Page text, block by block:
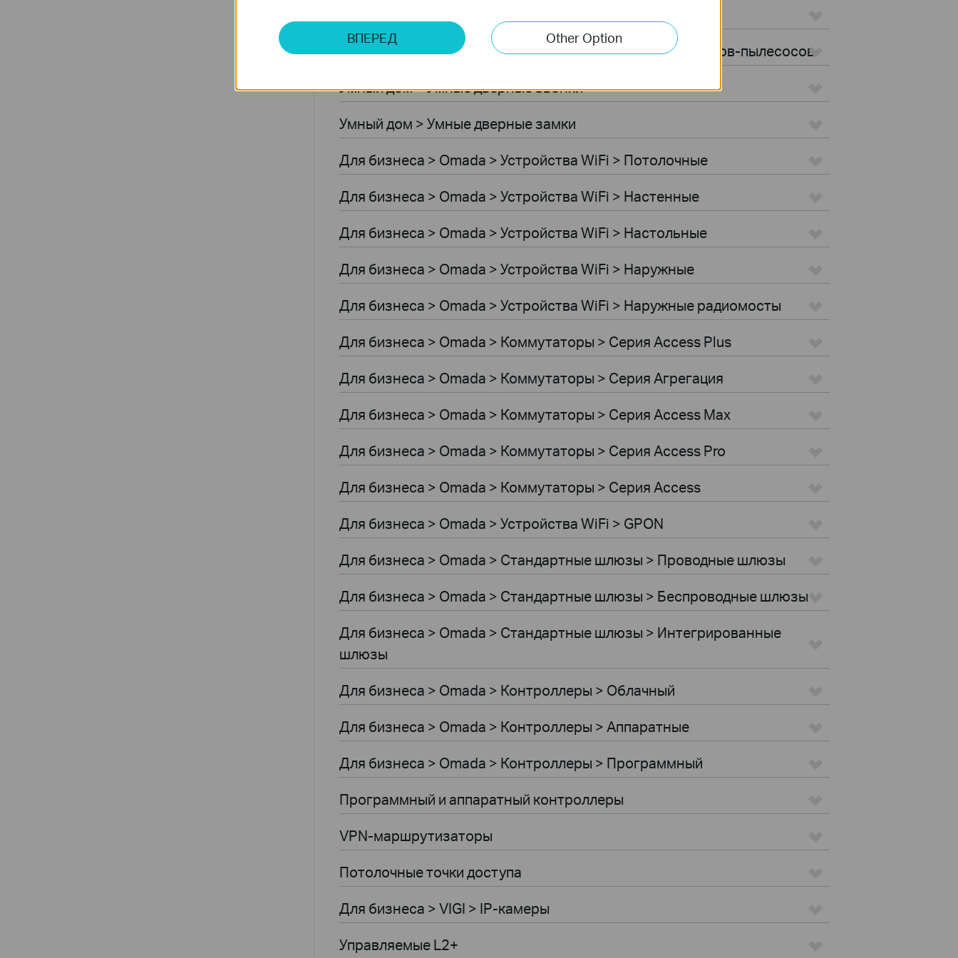
Умный дом > Роботы-пылесосы > Аксессуары для роботов-пылесосов
Умный дом > Умные дверные звонки
Умный дом > Умные дверные замки
Для бизнеса > Omada > Устройства WiFi > Потолочные
Для бизнеса > Omada > Устройства WiFi > Настенные
Для бизнеса > Omada > Устройства WiFi > Настольные
Для бизнеса > Omada > Устройства WiFi > Наружные
Для бизнеса > Omada > Устройства WiFi > Наружные радиомосты
Для бизнеса > Omada > Коммутаторы > Серия Access Plus
Для бизнеса > Omada > Коммутаторы > Серия Агрегация
Для бизнеса > Omada > Коммутаторы > Серия Access Max
Для бизнеса > Omada > Коммутаторы > Серия Access Pro
Для бизнеса > Omada > Коммутаторы > Серия Access
Для бизнеса > Omada > Устройства WiFi > GPON
Для бизнеса > Omada > Стандартные шлюзы > Проводные шлюзы
Для бизнеса > Omada > Стандартные шлюзы > Беспроводные шлюзы
Для бизнеса > Omada > Стандартные шлюзы > Интегрированные
шлюзы
Для бизнеса > Omada > Контроллеры > Облачный
Для бизнеса > Omada > Контроллеры > Аппаратные
Для бизнеса > Omada > Контроллеры > Программный
Программный и аппаратный контроллеры
VPN-маршрутизаторы
Потолочные точки доступа
Для бизнеса > VIGI > IP-камеры
Управляемые L2+
ВПЕРЕД Other Option